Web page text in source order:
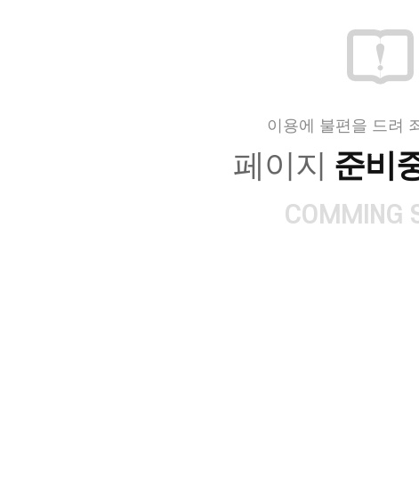
이용에 불편을 드려
페이지 준비
COMMING